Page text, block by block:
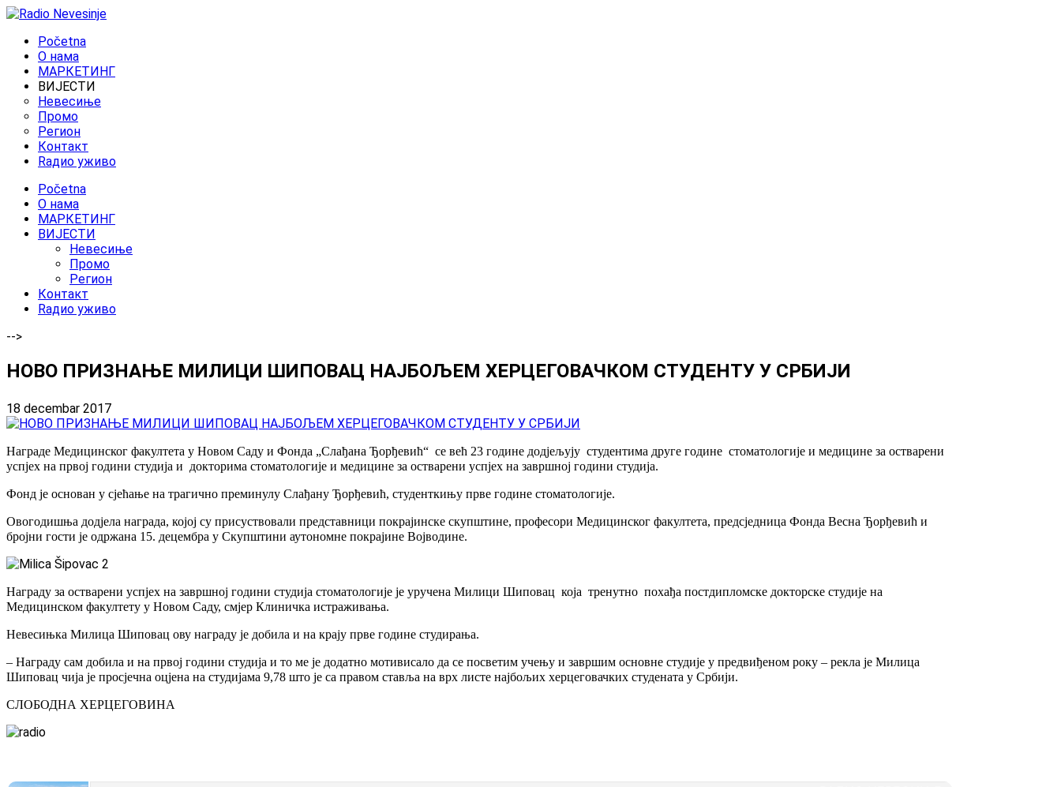
Početna
O нама
МАРКЕТИНГ
ВИЈЕСТИ
Невесиње
Промо
Регион
Контакт
Rадио уживо
Početna
O нама
МАРКЕТИНГ
ВИЈЕСТИ
Невесиње
Промо
Регион
Контакт
Rадио уживо
-->
НОВО ПРИЗНАЊЕ МИЛИЦИ ШИПОВАЦ НАЈБОЉЕМ ХЕРЦЕГОВАЧКОМ СТУДЕНТУ У СРБИЈИ
18 decembar 2017
Награде Медицинског факултета у Новом Саду и Фонда „Слађана Ђорђевић“ се већ 23 године додјељују студентима друге године стоматологије и медицине за остварени
успјех на првој години студија и докторима стоматологије и медицине за остварени успјех на завршној години студија.
Фонд је основан у сјећање на трагично преминулу Слађану Ђорђевић, студенткињу прве године стоматологије.
Овогодишња додјела награда, којој су присуствовали представници покрајинске скупштине, професори Медицинског факултета, предсједница Фонда Весна Ђорђевић и
бројни гости је одржана 15. децембра у Скупштини аутономне покрајине Војводине.
Награду за остварени успјех на завршној години студија стоматологије је уручена Милици Шиповац која тренутно похађа постдипломске докторске студије на
Медицинском факултету у Новом Саду, смјер Клиничка истраживања.
Невесињка Милица Шиповац ову награду је добила и на крају прве године студирања.
– Награду сам добила и на првој години студија и то ме је додатно мотивисало да се посветим учењу и завршим основне студије у предвиђеном року – рекла је Милица
Шиповац чија је просјечна оцјена на студијама 9,78 што је са правом ставља на врх листе најбољих херцеговачких студената у Србији.
СЛОБОДНА ХЕРЦЕГОВИНА